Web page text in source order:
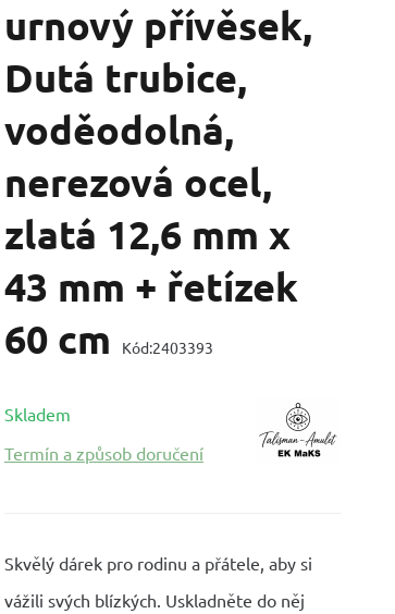
urnový přívěsek,
Dutá trubice,
voděodolná,
nerezová ocel,
zlatá 12,6 mm x
43 mm + řetízek
60 cm
Kód:2403393
Skladem
Termín a způsob doručení
Skvělý dárek pro rodinu a přátele, aby si
vážili svých blízkých. Uskladněte do něj